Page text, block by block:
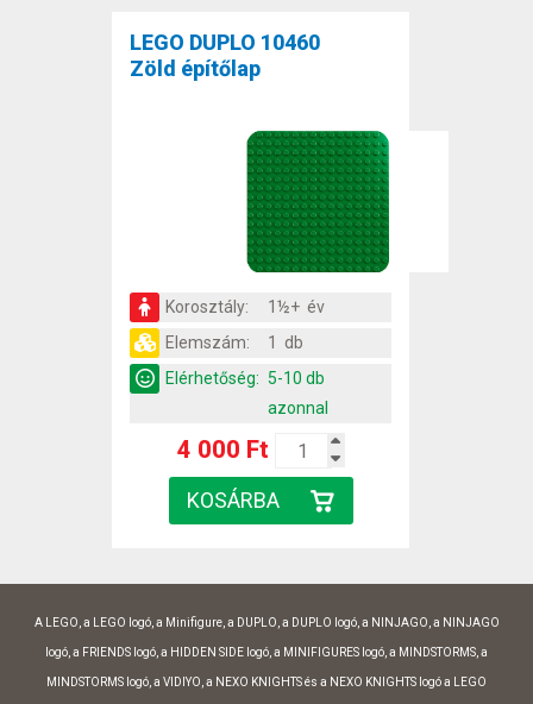
LEGO DUPLO 10460
Zöld építőlap
Korosztály:
1½+ év
Elemszám:
1 db
Elérhetőség: 5-10 db
azonnal
4 000 Ft
A LEGO, a LEGO logó, a Minifigure, a DUPLO, a DUPLO logó, a NINJAGO, a NINJAGO
logó, a FRIENDS logó, a HIDDEN SIDE logó, a MINIFIGURES logó, a MINDSTORMS, a
MINDSTORMS logó, a VIDIYO, a NEXO KNIGHTS és a NEXO KNIGHTS logó a LEGO